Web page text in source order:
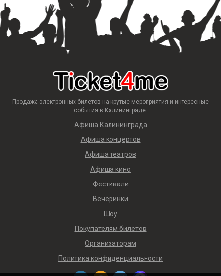
Продажа электронных билетов на крутые мероприятия и интересные
события в Калининграде.
Афиша Калининграда
Афиша концертов
Афиша театров
Афиша кино
Фестивали
Вечеринки
Шоу
Покупателям билетов
Организаторам
Политика конфиденциальности